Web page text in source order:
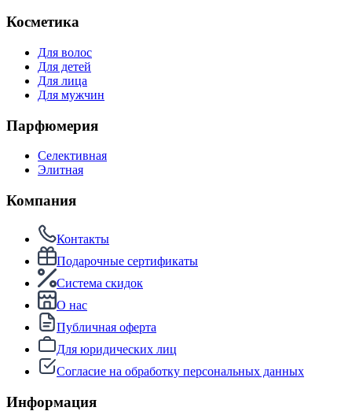
Косметика
Для волос
Для детей
Для лица
Для мужчин
Парфюмерия
Селективная
Элитная
Компания
Контакты
Подарочные сертификаты
Система скидок
О нас
Публичная оферта
Для юридических лиц
Согласие на обработку персональных данных
Информация